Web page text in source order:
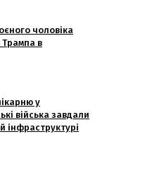
чоловіка
Трампа в
у
війська завдали
інфраструктурі